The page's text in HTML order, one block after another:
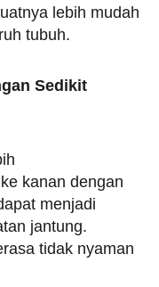
lebih mudah
tubuh.
Sedikit
kanan dengan
menjadi
jantung.
tidak nyaman